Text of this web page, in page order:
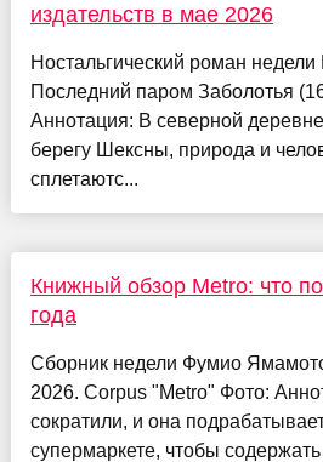
издательств в мае 2026
Ностальгический роман
Последний паром Заболотья
Аннотация: В северной
берегу Шексны, природа и
сплетаютс...
Книжный обзор Metro: что
года
Сборник недели Фумио
2026. Corpus "Metro" Фото:
сократили, и она
супермаркете, чтобы